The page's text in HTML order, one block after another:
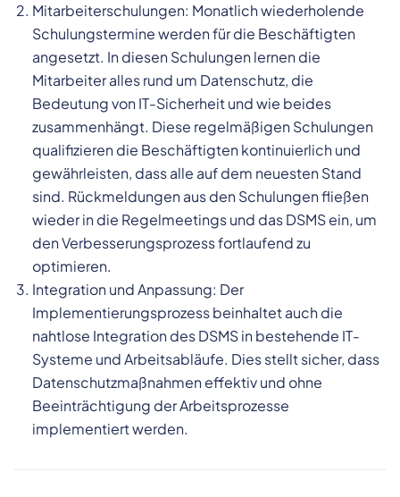
Mitarbeiterschulungen: Monatlich wiederholende
Schulungstermine werden für die Beschäftigten
angesetzt. In diesen Schulungen lernen die
Mitarbeiter alles rund um Datenschutz, die
Bedeutung von IT-Sicherheit und wie beides
zusammenhängt. Diese regelmäßigen Schulungen
qualifizieren die Beschäftigten kontinuierlich und
gewährleisten, dass alle auf dem neuesten Stand
sind. Rückmeldungen aus den Schulungen fließen
wieder in die Regelmeetings und das DSMS ein, um
den Verbesserungsprozess fortlaufend zu
optimieren.
Integration und Anpassung: Der
Implementierungsprozess beinhaltet auch die
nahtlose Integration des DSMS in bestehende IT-
Systeme und Arbeitsabläufe. Dies stellt sicher, dass
Datenschutzmaßnahmen effektiv und ohne
Beeinträchtigung der Arbeitsprozesse
implementiert werden.